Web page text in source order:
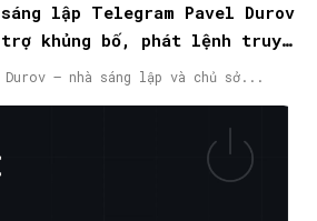
lập Telegram Pavel Durov
khủng bố, phát lệnh truy
– nhà sáng lập và chủ sở...